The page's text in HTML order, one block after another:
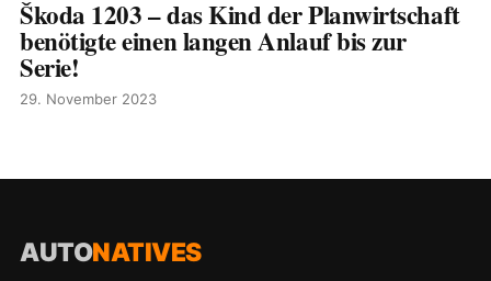
Škoda 1203 – das Kind der Planwirtschaft
benötigte einen langen Anlauf bis zur
Serie!
29. November 2023
AUTONATIVES